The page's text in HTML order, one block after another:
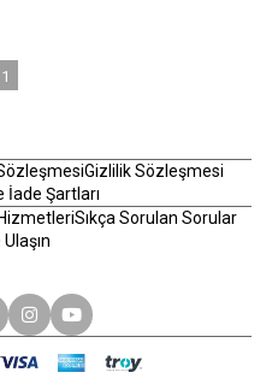
1
Gizlilik Sözleşmesi
İade Şartları
Sıkça Sorulan Sorular